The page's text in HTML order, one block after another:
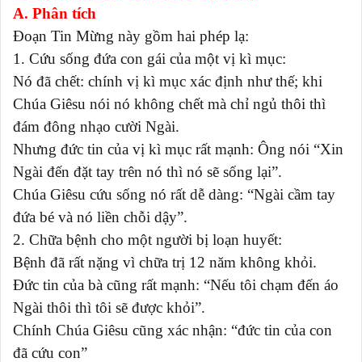
A. Phân tích
Đoạn Tin Mừng này gồm hai phép lạ:
1. Cứu sống đứa con gái của một vị kì mục:
Nó đã chết: chính vị kì mục xác định như thế; khi
Chúa Giêsu nói nó không chết mà chỉ ngủ thôi thì
đám đông nhạo cười Ngài.
Nhưng đức tin của vị kì mục rất mạnh: Ông nói “Xin
Ngài đến đặt tay trên nó thì nó sẽ sống lại”.
Chúa Giêsu cứu sống nó rất dễ dàng: “Ngài cầm tay
đứa bé và nó liền chỗi dậy”.
2. Chữa bệnh cho một người bị loạn huyết:
Bệnh đã rất nặng vì chữa trị 12 năm không khỏi.
Đức tin của bà cũng rất mạnh: “Nếu tôi chạm đến áo
Ngài thôi thì tôi sẽ được khỏi”.
Chính Chúa Giêsu cũng xác nhận: “đức tin của con
đã cứu con”